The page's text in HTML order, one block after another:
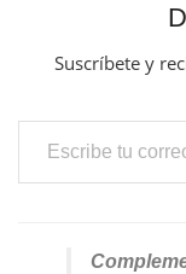
Suscríbete y
Escribe tu correo electrónico…